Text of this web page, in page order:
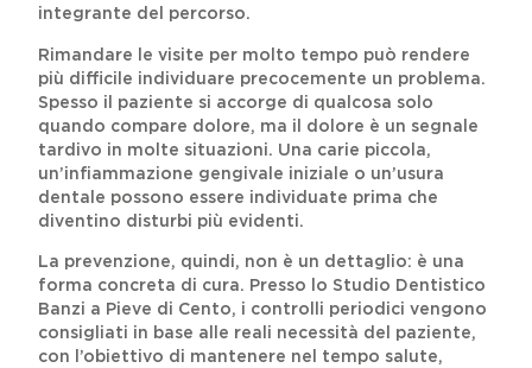
integrante del percorso.
Rimandare le visite per molto tempo può rendere
più difficile individuare precocemente un problema.
Spesso il paziente si accorge di qualcosa solo
quando compare dolore, ma il dolore è un segnale
tardivo in molte situazioni. Una carie piccola,
un’infiammazione gengivale iniziale o un’usura
dentale possono essere individuate prima che
diventino disturbi più evidenti.
La prevenzione, quindi, non è un dettaglio: è una
forma concreta di cura. Presso lo Studio Dentistico
Banzi a Pieve di Cento, i controlli periodici vengono
consigliati in base alle reali necessità del paziente,
con l’obiettivo di mantenere nel tempo salute,